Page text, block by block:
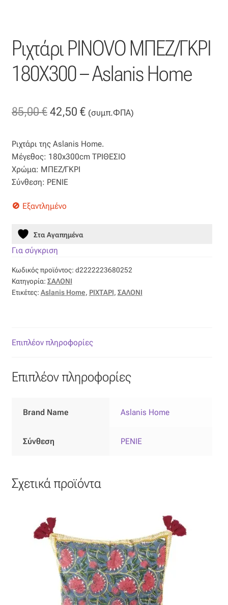
Λογαριασμός
Όλα τα υφάσματα
Black-out
Βαμβακοσατέν
Βελούδο
Γάζα
Γκρο
Επιπλόπανο
Λινό
Μουσελίνα
Μπροκάρ
Ριχτάρι ΡΙΝΟVΟ ΜΠΕΖ/ΓΚΡΙ
180Χ300 – Aslanis Home
85,00€Original
was:
85,00 €.
42,50 €Η
τιμή
(συμπ.ΦΠΑ)
Ριχτάρι της Aslanis Home.
Μέγεθος: 180x300cm ΤΡΙΘΕΣΙΟ
Χρώμα: ΜΠΕΖ/ΓΚΡΙ
Σύνθεση: PENIE
Εξαντλημένο
Στα Αγαπημένα
Για σύγκριση
Κωδικός προϊόντος: d2222223680252
Κατηγορία: ΣΑΛΟΝΙ
Ετικέτες: Aslanis Home, ΡΙΧΤΑΡΙ, ΣΑΛΟΝΙ
Επιπλέον πληροφορίες
Επιπλέον πληροφορίες
Brand Name Aslanis Home
Σύνθεση PENIE
Σχετικά προϊόντα